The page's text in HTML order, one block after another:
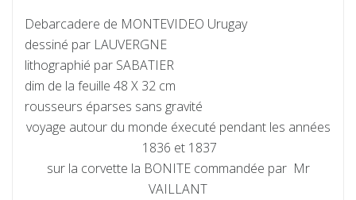
Debarcadere de MONTEVIDEO Urugay
dessiné par LAUVERGNE
lithographié par SABATIER
dim de la feuille 48 X 32 cm
rousseurs éparses sans gravité
voyage autour du monde éxecuté pendant les années
1836 et 1837
sur la corvette la BONITE commandée par Mr
VAILLANT